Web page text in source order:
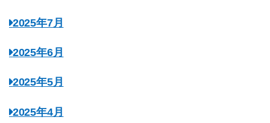
2025年7月
2025年6月
2025年5月
2025年4月